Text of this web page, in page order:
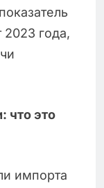
2023 года,
что это
импорта